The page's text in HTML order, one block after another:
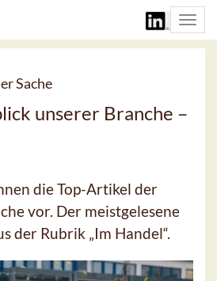
Sache
unserer Branche –
die Top-Artikel der
vor. Der meistgelesene
der Rubrik „Im Handel“.